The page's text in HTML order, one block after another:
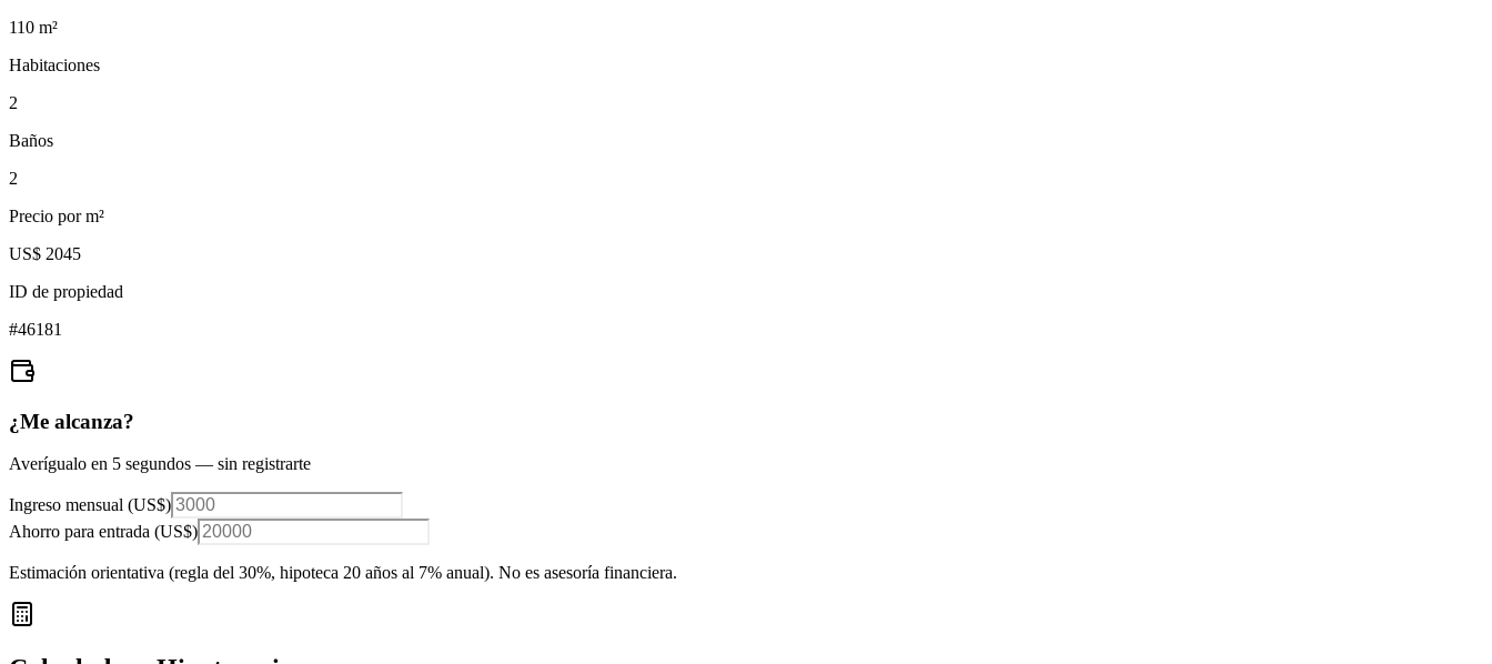
110 m²
Habitaciones
2
Baños
2
Precio por m²
US$ 2045
ID de propiedad
#46181
¿Me alcanza?
Averígualo en 5 segundos — sin registrarte
Ingreso mensual (US$)
Ahorro para entrada (US$)
Estimación orientativa (regla del 30%, hipoteca 20 años al 7% anual). No es asesoría financiera.